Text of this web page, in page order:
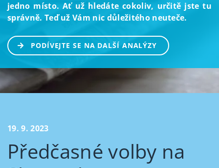
jedno místo. Ať už hledáte cokoliv, určitě jste tu
správně. Teď už Vám nic důležitého neuteče.
PODÍVEJTE SE NA DALŠÍ ANALÝZY
19. 9. 2023
Předčasné volby na